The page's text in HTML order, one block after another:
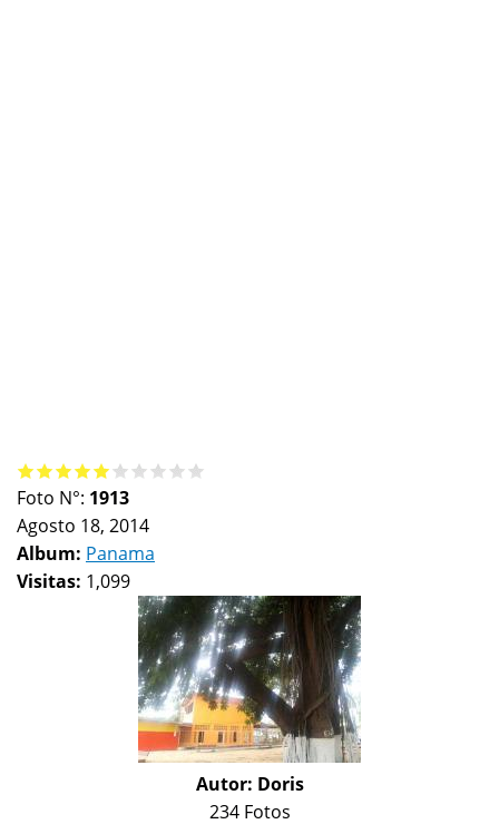
Foto N°: 1913
Agosto 18, 2014
Album: Panama
Visitas: 1,099
Autor: Doris
234 Fotos